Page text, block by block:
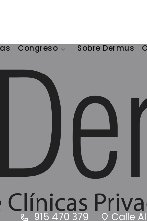
Congreso Sobre Dermus
915 470 379 Calle